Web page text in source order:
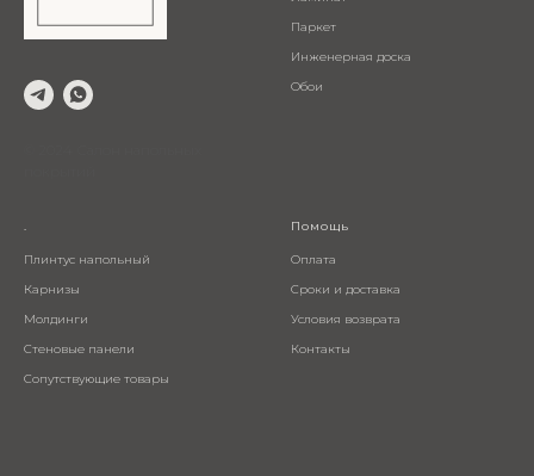
Паркет
Инженерная доска
Обои
.
Плинтус напольный
Карнизы
Молдинги
Стеновые панели
Сопутствующие товары
Помощь
Оплата
Сроки и доставка
Условия возврата
Контакты